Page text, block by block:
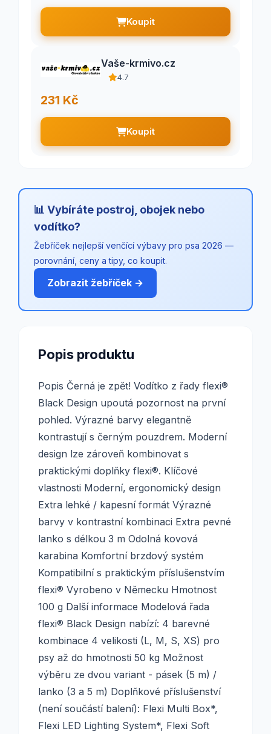
Koupit
Vaše-krmivo.cz
4.7
231 Kč
Koupit
📊 Vybíráte postroj, obojek nebo
vodítko?
Žebříček nejlepší venčící výbavy pro psa 2026 —
porovnání, ceny a tipy, co koupit.
Zobrazit žebříček →
Popis produktu
Popis Černá je zpět! Vodítko z řady flexi®
Black Design upoutá pozornost na první
pohled. Výrazné barvy elegantně
kontrastují s černým pouzdrem. Moderní
design lze zároveň kombinovat s
praktickými doplňky flexi®. Klíčové
vlastnosti Moderní, ergonomický design
Extra lehké / kapesní formát Výrazné
barvy v kontrastní kombinaci Extra pevné
lanko s délkou 3 m Odolná kovová
karabina Komfortní brzdový systém
Kompatibilní s praktickým příslušenstvím
flexi® Vyrobeno v Německu Hmotnost
100 g Další informace Modelová řada
flexi® Black Design nabízí: 4 barevné
kombinace 4 velikosti (L, M, S, XS) pro
psy až do hmotnosti 50 kg Možnost
výběru ze dvou variant - pásek (5 m) /
lanko (3 a 5 m) Doplňkové příslušenství
(není součástí balení): Flexi Multi Box*,
Flexi LED Lighting System*, Flexi Soft